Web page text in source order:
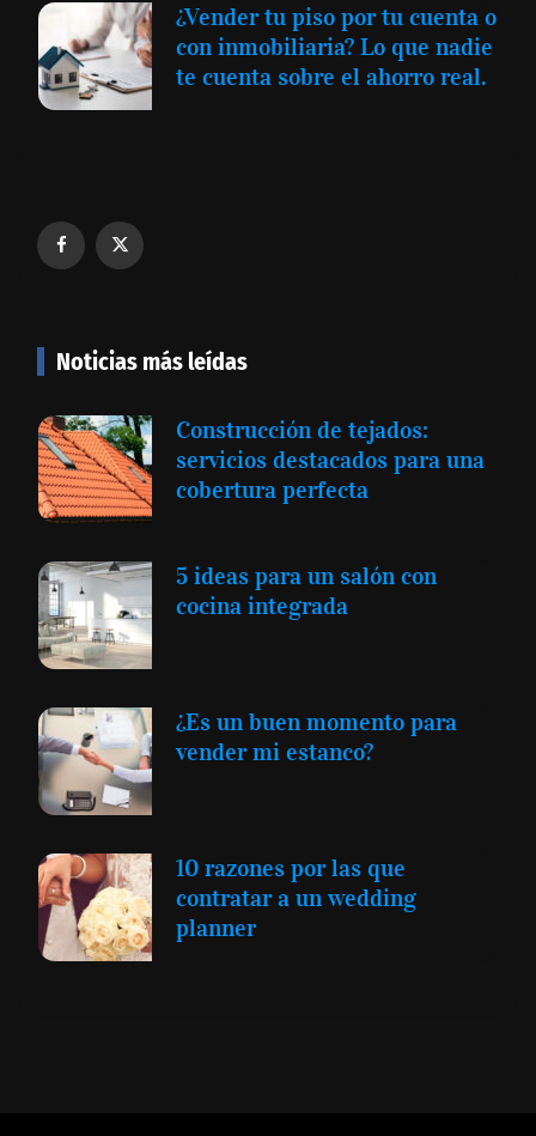
¿Vender tu piso por tu cuenta o
con inmobiliaria? Lo que nadie
te cuenta sobre el ahorro real.
Noticias más leídas
Construcción de tejados:
servicios destacados para una
cobertura perfecta
5 ideas para un salón con
cocina integrada
¿Es un buen momento para
vender mi estanco?
10 razones por las que
contratar a un wedding
planner